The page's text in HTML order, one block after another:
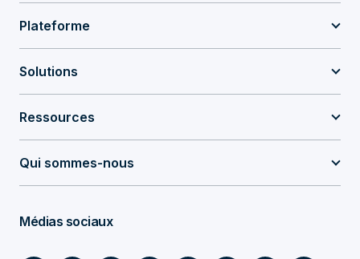
Plateforme
Solutions
Ressources
Qui sommes-nous
Médias sociaux